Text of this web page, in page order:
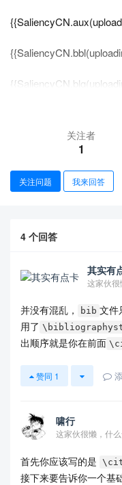
SaliencyCN.pdf
关注者
1
关注问题 我来回答
4 个回答
其实有
这家伙很
并没有混乱， bib 文件
用了
出顺序就是你在前面
赞同 1
啸行
这家伙很懒，什么
首先你应该写的是
接下来要告诉你一个基